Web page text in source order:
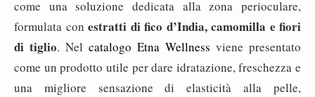
come una soluzione dedicata alla zona perioculare,
formulata con estratti di fico d’India, camomilla e fiori
di tiglio. Nel catalogo Etna Wellness viene presentato
come un prodotto utile per dare idratazione, freschezza e
una migliore sensazione di elasticità alla pelle,